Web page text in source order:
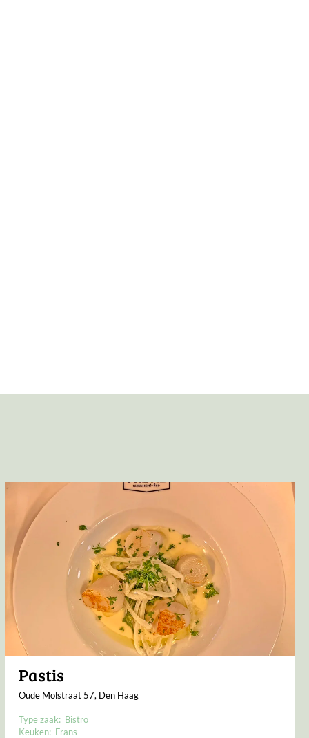
Pastis
Oude Molstraat 57, Den Haag
Type zaak: Bistro
Keuken: Frans